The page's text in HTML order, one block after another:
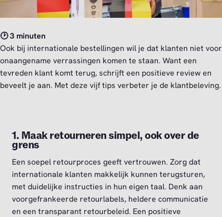
🕑 3 minuten
Ook bij internationale bestellingen wil je dat klanten niet voor
onaangename verrassingen komen te staan. Want een
tevreden klant komt terug, schrijft een positieve review en
beveelt je aan. Met deze vijf tips verbeter je de klantbeleving.
1. Maak retourneren simpel, ook over de
grens
Een soepel retourproces geeft vertrouwen. Zorg dat
internationale klanten makkelijk kunnen terugsturen,
met duidelijke instructies in hun eigen taal. Denk aan
voorgefrankeerde retourlabels, heldere communicatie
en een transparant retourbeleid. Een positieve